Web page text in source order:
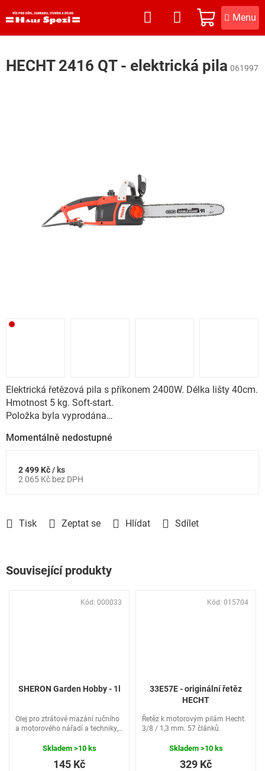
na
NÁKUPNÍ
KOŠÍK
HECHT 2416 QT - elektrická pila 061997
Momentálně nedostupné
Položka byla vyprodána…
Elektrická řetězová pila s příkonem 2400W. Délka lišty 40cm.
Hmotnost 5 kg. Soft-start.
Tisk Zeptat se Hlídat Sdílet
2 499 Kč/ ks
2 065 Kč bez DPH
Měrná
Související produkty
SHERON Garden Hobby - 1l
145 Kč
Olej pro ztrátové mazání ručního
a motorového nářadí a techniky,
Skladem >10 ks
Kód: 000033
33E57E - originální řetěz
HECHT
329 Kč
Řetěz k motorovým pilám Hecht.
3/8 / 1,3 mm. 57 článků.
Skladem >10 ks
Kód: 015704